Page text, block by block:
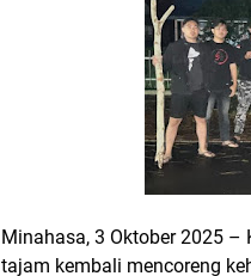
Minahasa, 3 Oktober 2025
tajam kembali mencoreng